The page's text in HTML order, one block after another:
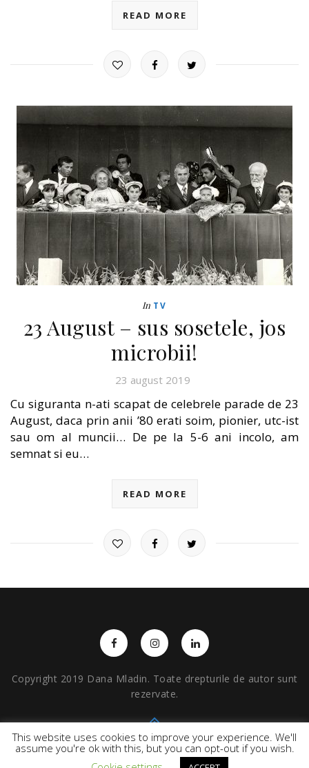
READ MORE
In TV
23 August – sus sosetele, jos
microbii!
23 august 2019
Cu siguranta n-ati scapat de celebrele parade de 23
August, daca prin anii ’80 erati soim, pionier, utc-ist
sau om al muncii… De pe la 5-6 ani incolo, am
semnat si eu…
READ MORE
Copyright 2019 Dana Mladin. Toate drepturile de autor sunt
rezervate.
BACK TO TOP
This website uses cookies to improve your experience. We'll
assume you're ok with this, but you can opt-out if you wish.